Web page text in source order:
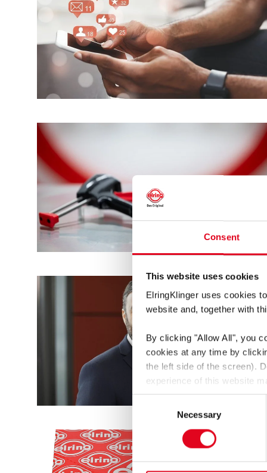
Consent
This website uses cookies
ElringKlinger uses cookies
website and, together with
By clicking "Allow All", you
cookies at any time by
the left side of the screen).
experience of this website
You thereby also consent to
GDPR. These third
enforced.
Necessary